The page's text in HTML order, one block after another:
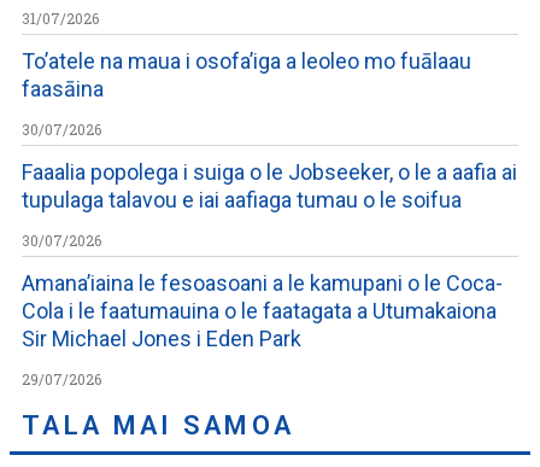
31/07/2026
To’atele na maua i osofa’iga a leoleo mo fuālaau
faasāina
30/07/2026
Faaalia popolega i suiga o le Jobseeker, o le a aafia ai
tupulaga talavou e iai aafiaga tumau o le soifua
30/07/2026
Amana’iaina le fesoasoani a le kamupani o le Coca-
Cola i le faatumauina o le faatagata a Utumakaiona
Sir Michael Jones i Eden Park
29/07/2026
TALA MAI SAMOA